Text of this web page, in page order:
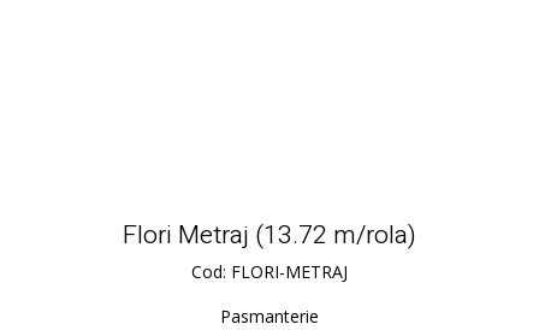
Flori Metraj (13.72 m/rola)
Cod: FLORI-METRAJ
Pasmanterie